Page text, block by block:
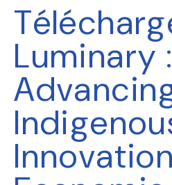
Luminary :